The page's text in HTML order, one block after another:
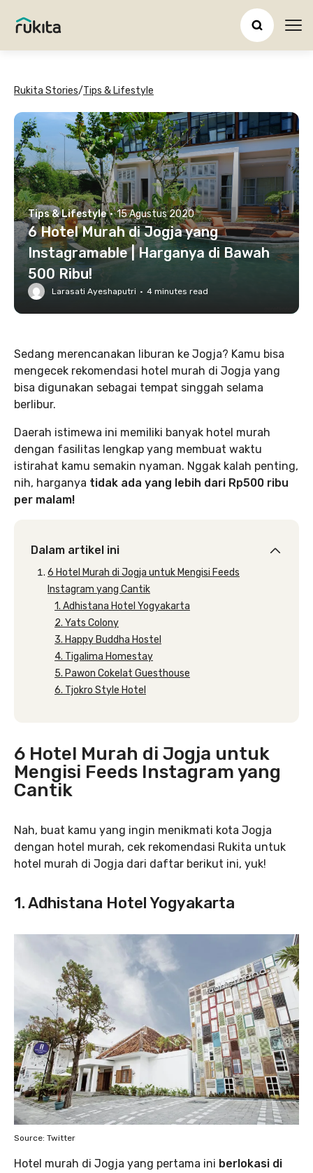
Rukita Stories/Tips & Lifestyle
Tips & Lifestyle · 15 Agustus 2020
6 Hotel Murah di Jogja yang
Instagramable | Harganya di Bawah
500 Ribu!
Larasati Ayeshaputri · 4 minutes read
Sedang merencanakan liburan ke Jogja? Kamu bisa
mengecek rekomendasi hotel murah di Jogja yang
bisa digunakan sebagai tempat singgah selama
berlibur.
Daerah istimewa ini memiliki banyak hotel murah
dengan fasilitas lengkap yang membuat waktu
istirahat kamu semakin nyaman. Nggak kalah penting,
nih, harganya tidak ada yang lebih dari Rp500 ribu
per malam!
Dalam artikel ini
6 Hotel Murah di Jogja untuk Mengisi Feeds
Instagram yang Cantik
1. Adhistana Hotel Yogyakarta
2. Yats Colony
3. Happy Buddha Hostel
4. Tigalima Homestay
5. Pawon Cokelat Guesthouse
6. Tjokro Style Hotel
6 Hotel Murah di Jogja untuk
Mengisi Feeds Instagram yang
Cantik
Nah, buat kamu yang ingin menikmati kota Jogja
dengan hotel murah, cek rekomendasi Rukita untuk
hotel murah di Jogja dari daftar berikut ini, yuk!
1. Adhistana Hotel Yogyakarta
Source: Twitter
Hotel murah di Jogja yang pertama ini berlokasi di